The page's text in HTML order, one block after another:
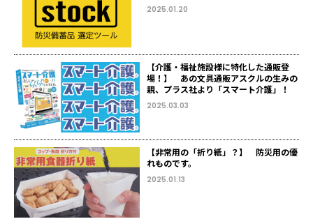
2025.01.20
【介護・福祉施設様に特化した通販登
場！】 あの文具通販アスクルの生みの
親、プラス社より「スマート介護」！
2025.03.03
【非常用の「折り紙」？】 防災用の優
れものです。
2025.01.13